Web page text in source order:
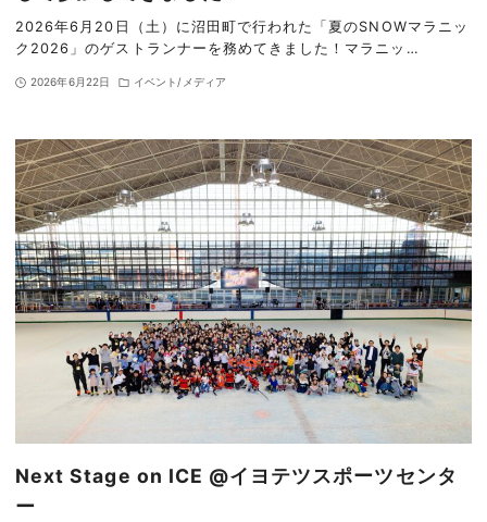
2026年6月20日（土）に沼田町で行われた「夏のSNOWマラニッ
ク2026」のゲストランナーを務めてきました！マラニッ…
2026年6月22日 イベント/メディア
Next Stage on ICE @イヨテツスポーツセンタ
ー